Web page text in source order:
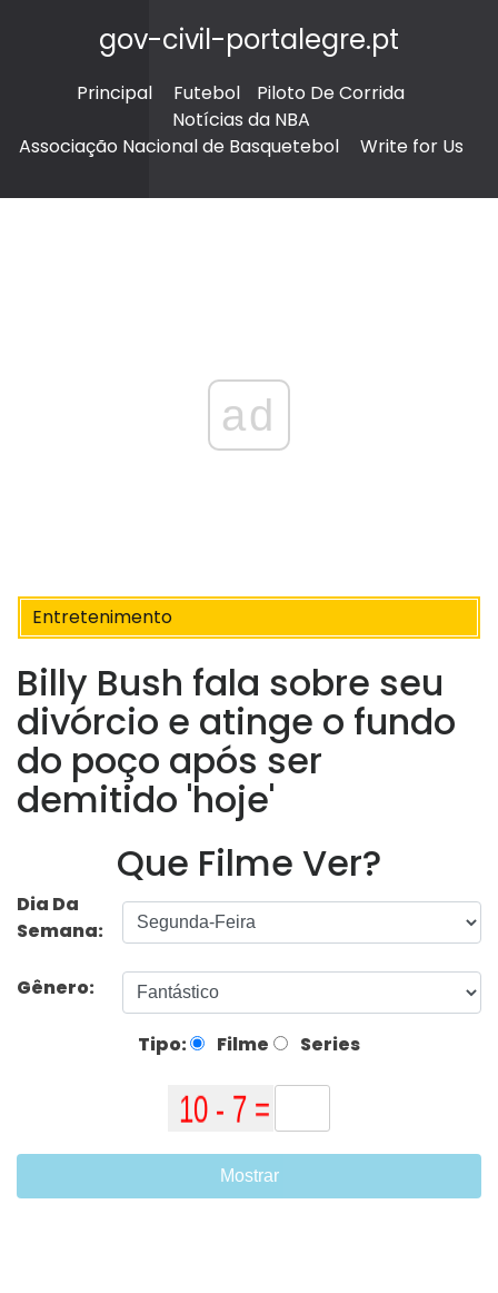
gov-civil-portalegre.pt
Principal Futebol
Piloto De Corrida
Notícias da NBA
Associação Nacional de Basquetebol
Write for Us
ad
Entretenimento
Billy Bush fala sobre seu
divórcio e atinge o fundo
do poço após ser
demitido 'hoje'
Que Filme Ver?
Dia Da
Semana:
Gênero:
Tipo: Filme Series
Mostrar